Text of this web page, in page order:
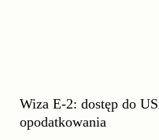
Wiza E-2: dostęp do
opodatkowania